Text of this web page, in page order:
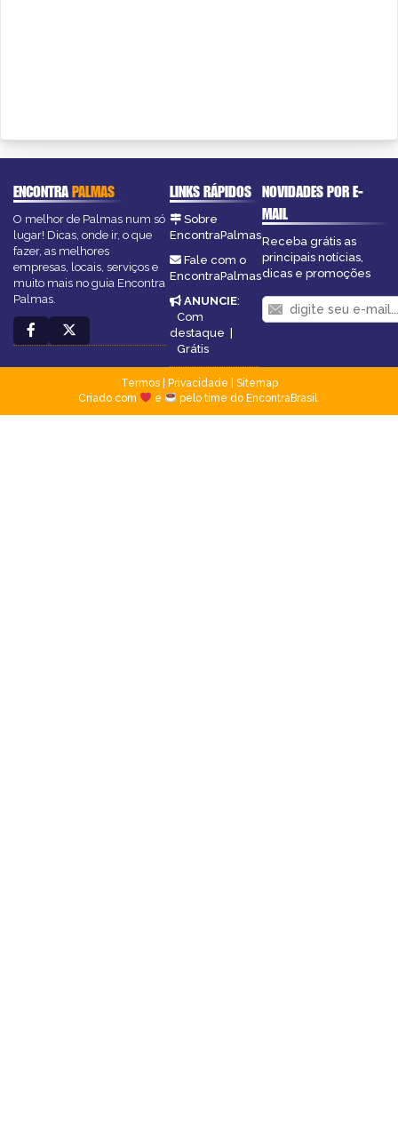
ENCONTRAPALMAS
O melhor de Palmas num só
lugar! Dicas, onde ir, o que
fazer, as melhores
empresas, locais, serviços e
muito mais no guia Encontra
Palmas.
LINKS RÁPIDOS
Sobre
EncontraPalmas
Fale com o
EncontraPalmas
ANUNCIE:
Com
destaque |
Grátis
NOVIDADES POR E-
MAIL
Receba grátis as
principais notícias,
dicas e promoções
Termos| Privacidade
Sitemap
Criado com
e pelo time do EncontraBrasil